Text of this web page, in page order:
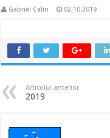
Gabriel Calin 02.10.2019
Articolul anterior
2019